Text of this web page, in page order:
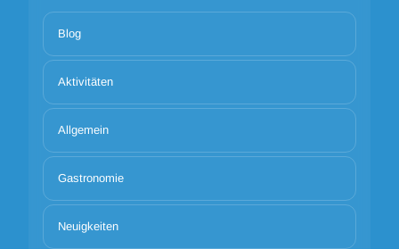
Blog
Aktivitäten
Allgemein
Gastronomie
Neuigkeiten